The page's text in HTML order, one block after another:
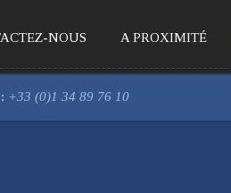
NOUS A PROXIMITÉ
+33 (0)1 34 89 76 10